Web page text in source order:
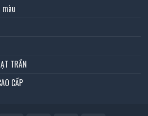
TRẦN
CẤP